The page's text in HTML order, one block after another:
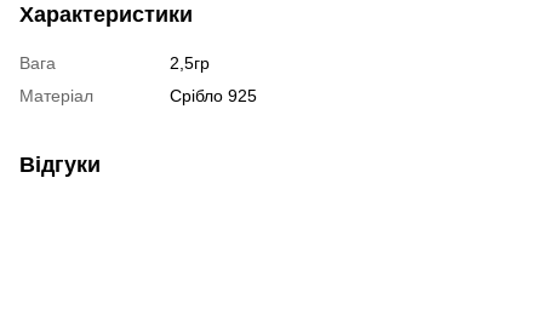
Характеристики
Вага
2,5гр
Матеріал
Срібло 925
Відгуки